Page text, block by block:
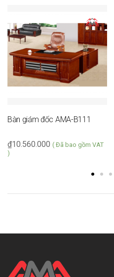
Bàn giám đốc AMA-B111
10.560.000
₫
( Đã bao gồm VAT
)